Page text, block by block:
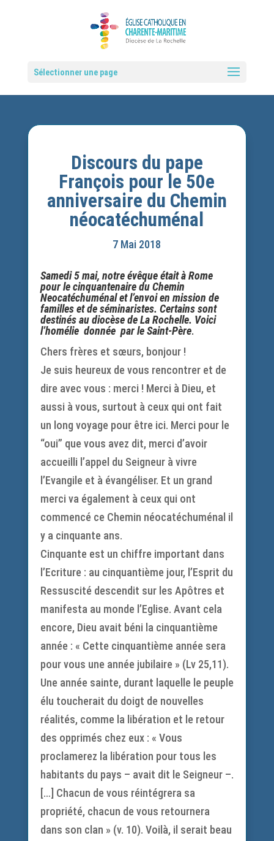
Sélectionner une page
Discours du pape
François pour le 50e
anniversaire du Chemin
néocatéchuménal
7 Mai 2018
Samedi 5 mai, notre évêque était à Rome
pour le cinquantenaire du Chemin
Neocatéchuménal et l’envoi en mission de
familles et de séminaristes. Certains sont
destinés au diocèse de La Rochelle. Voici
l’homélie donnée par le Saint-Père.
Chers frères et sœurs, bonjour !
Je suis heureux de vous rencontrer et de
dire avec vous : merci ! Merci à Dieu, et
aussi à vous, surtout à ceux qui ont fait
un long voyage pour être ici. Merci pour le
“oui” que vous avez dit, merci d’avoir
accueilli l’appel du Seigneur à vivre
l’Evangile et à évangéliser. Et un grand
merci va également à ceux qui ont
commencé ce Chemin néocatéchuménal il
y a cinquante ans.
Cinquante est un chiffre important dans
l’Ecriture : au cinquantième jour, l’Esprit du
Ressuscité descendit sur les Apôtres et
manifesta au monde l’Eglise. Avant cela
encore, Dieu avait béni la cinquantième
année : « Cette cinquantième année sera
pour vous une année jubilaire » (Lv 25,11).
Une année sainte, durant laquelle le peuple
élu toucherait du doigt de nouvelles
réalités, comme la libération et le retour
des opprimés chez eux : « Vous
proclamerez la libération pour tous les
habitants du pays – avait dit le Seigneur –.
[…] Chacun de vous réintégrera sa
propriété, chacun de vous retournera
dans son clan » (v. 10). Voilà, il serait beau